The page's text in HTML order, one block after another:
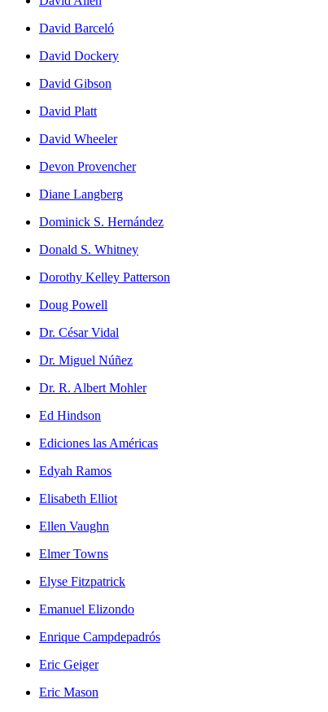
David Barceló
David Dockery
David Gibson
David Platt
David Wheeler
Devon Provencher
Diane Langberg
Dominick S. Hernández
Donald S. Whitney
Dorothy Kelley Patterson
Doug Powell
Dr. César Vidal
Dr. Miguel Núñez
Dr. R. Albert Mohler
Ed Hindson
Ediciones las Américas
Edyah Ramos
Elisabeth Elliot
Ellen Vaughn
Elmer Towns
Elyse Fitzpatrick
Emanuel Elizondo
Enrique Campdepadrós
Eric Geiger
Eric Mason